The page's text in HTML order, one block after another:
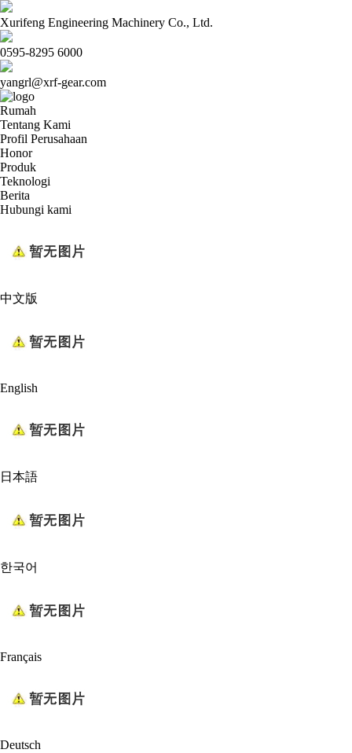
Xurifeng Engineering Machinery Co., Ltd.
0595-8295 6000
yangrl@xrf-gear.com
Rumah
Tentang Kami
Profil Perusahaan
Honor
Produk
Teknologi
Berita
Hubungi kami
中文版
English
日本語
한국어
Français
Deutsch